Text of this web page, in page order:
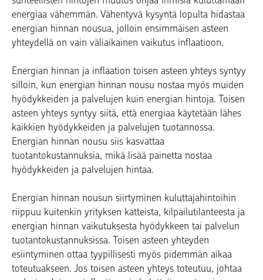
energiaa vähemmän. Vähentyvä kysyntä lopulta hidastaa
energian hinnan nousua, jolloin ensimmäisen asteen
yhteydellä on vain väliaikainen vaikutus inflaatioon.
Energian hinnan ja inflaation toisen asteen yhteys syntyy
silloin, kun energian hinnan nousu nostaa myös muiden
hyödykkeiden ja palvelujen kuin energian hintoja. Toisen
asteen yhteys syntyy siitä, että energiaa käytetään lähes
kaikkien hyödykkeiden ja palvelujen tuotannossa.
Energian hinnan nousu siis kasvattaa
tuotantokustannuksia, mikä lisää painetta nostaa
hyödykkeiden ja palvelujen hintaa.
Energian hinnan nousun siirtyminen kuluttajahintoihin
riippuu kuitenkin yrityksen katteista, kilpailutilanteesta ja
energian hinnan vaikutuksesta hyödykkeen tai palvelun
tuotantokustannuksissa. Toisen asteen yhteyden
esiintyminen ottaa tyypillisesti myös pidemmän aikaa
toteutuakseen. Jos toisen asteen yhteys toteutuu, johtaa